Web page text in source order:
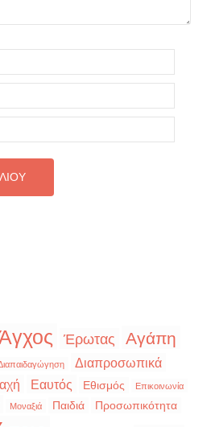
Έρωτας Αγάπη
Διαπροσωπικά
Εαυτός Εθισμός Επικοινωνία
Μοναξιά Παιδιά Προσωπικότητα